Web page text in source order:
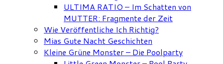
ULTIMA RATIO – Im Schatten von
MUTTER: Fragmente der Zeit
Wie Veröffentliche Ich Richtig?
Mias Gute Nacht Geschichten
Kleine Grüne Monster – Die Poolparty